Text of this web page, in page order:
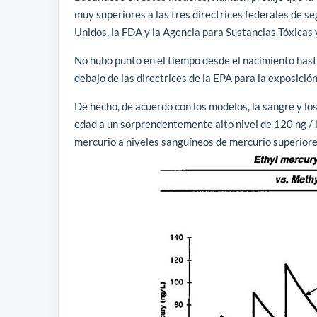
muy superiores a las tres directrices federales de
Unidos, la FDA y la Agencia para Sustancias
No hubo punto en el tiempo desde el nacimiento
debajo de las directrices de la EPA para la
De hecho, de acuerdo con los modelos, la sangre y
edad a un sorprendentemente alto nivel de 120 ng
mercurio a niveles sanguíneos de mercurio